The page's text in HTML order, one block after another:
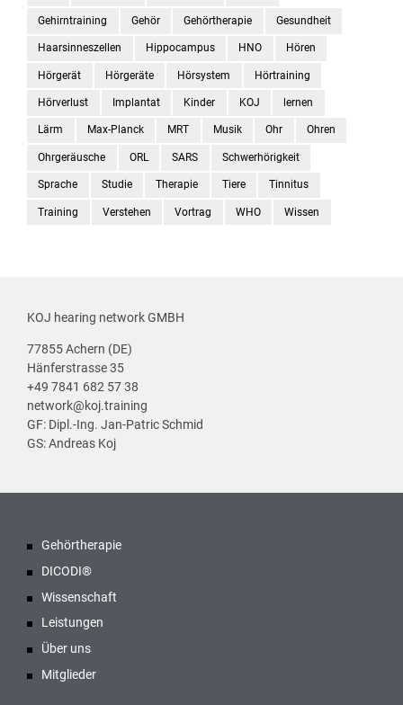
Gehirntraining Gehör Gehörtherapie Gesundheit
Haarsinneszellen Hippocampus HNO Hören
Hörgerät Hörgeräte Hörsystem Hörtraining
Hörverlust Implantat Kinder KOJ lernen
Lärm Max-Planck MRT Musik Ohr Ohren
Ohrgeräusche ORL SARS Schwerhörigkeit
Sprache Studie Therapie Tiere Tinnitus
Training Verstehen Vortrag WHO Wissen
KOJ hearing network GMBH
77855 Achern (DE)
Hänferstrasse 35
+49 7841 682 57 38
network@koj.training
GF: Dipl.-Ing. Jan-Patric Schmid
GS: Andreas Koj
Gehörtherapie
DICODI®
Wissenschaft
Leistungen
Über uns
Mitglieder